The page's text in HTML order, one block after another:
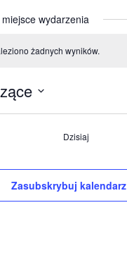
wydarzenia
żadnych wyników.
Dzisiaj
Zasubskrybuj kalendarz